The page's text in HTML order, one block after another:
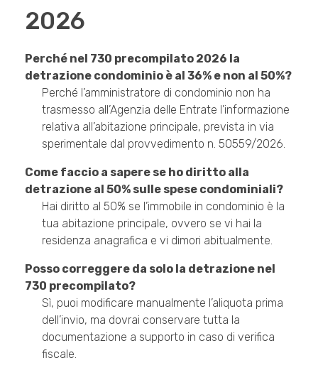
2026
Perché nel 730 precompilato 2026 la
detrazione condominio è al 36% e non al 50%?
Perché l’amministratore di condominio non ha
trasmesso all’Agenzia delle Entrate l’informazione
relativa all’abitazione principale, prevista in via
sperimentale dal provvedimento n. 50559/2026.
Come faccio a sapere se ho diritto alla
detrazione al 50% sulle spese condominiali?
Hai diritto al 50% se l’immobile in condominio è la
tua abitazione principale, ovvero se vi hai la
residenza anagrafica e vi dimori abitualmente.
Posso correggere da solo la detrazione nel
730 precompilato?
Sì, puoi modificare manualmente l’aliquota prima
dell’invio, ma dovrai conservare tutta la
documentazione a supporto in caso di verifica
fiscale.